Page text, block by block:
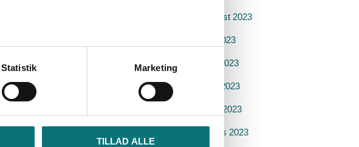
Statistik Marketing
TILLAD ALLE
august 2023
juli 2023
juni 2023
maj 2023
april 2023
marts 2023